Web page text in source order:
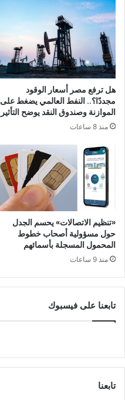
ض
ح
ف
ا
ص
ي
ل
ل
ا
ل
م
ا
ل
ك
ب
ع
د
ك
و
ن
ف
ر
ل
ي
هل ترفع مصر أسعار الوقود
مجددًا؟.. النفط العالمي يضغط على
الموازنة وصندوق النقد يوضح التأثير
منذ 8 ساعات
«تنظيم الاتصالات» يحسم الجدل
حول مسؤولية أصحاب خطوط
المحمول المسجلة بأسمائهم
منذ 9 ساعات
تابعنا على فيسبوك
تابعنا